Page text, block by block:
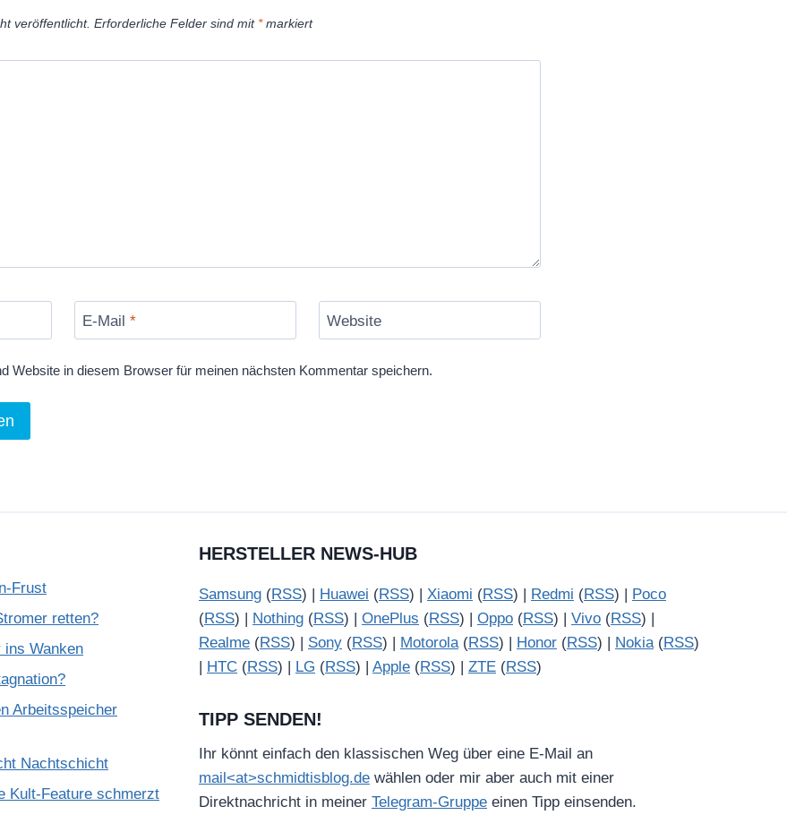
veröffentlicht. Erforderliche Felder sind mit *markiert
E-Mail * Website
Website in diesem Browser für meinen nächsten Kommentar speichern.
Frust
retten?
ins Wanken
Arbeitsspeicher
Nachtschicht
Kult-Feature schmerzt
HERSTELLER NEWS-HUB
Samsung (RSS) | Huawei (RSS) | Xiaomi (RSS) | Redmi (RSS) |
Poco
(RSS) | Nothing (RSS) | OnePlus (RSS) | Oppo (RSS) | Vivo (RSS) |
Realme (RSS) | Sony (RSS) | Motorola(RSS) | Honor (RSS) | Nokia(RSS)
HTC (RSS) | LG (RSS) | Apple (RSS) | ZTE (RSS)
TIPP SENDEN!
Ihr könnt einfach den klassischen Weg über eine E-Mail an
mail<at>schmidtisblog.de wählen oder mir aber auch mit einer
Direktnachricht in meiner Telegram-Gruppe einen Tipp einsenden.